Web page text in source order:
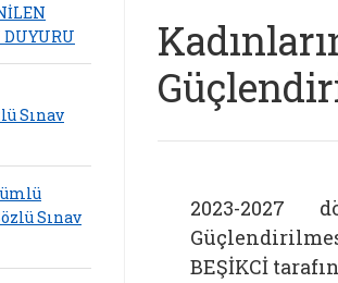
DUYURU
Sınav
Sınav
2023-2027
BEŞİKCİ